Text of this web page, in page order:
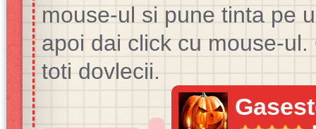
mouse-ul si pune tinta pe
apoi dai click cu mouse-
toti dovlecii.